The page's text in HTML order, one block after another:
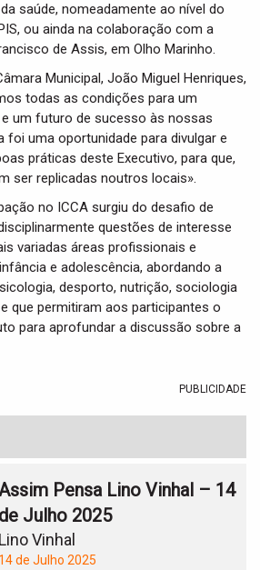
saúde, nomeadamente ao nível do
ou ainda na colaboração com a
de Assis, em Olho Marinho.
Municipal, João Miguel Henriques,
todas as condições para um
um futuro de sucesso às nossas
foi uma oportunidade para divulgar e
práticas deste Executivo, para que,
ser replicadas noutros locais».
no ICCA surgiu do desafio de
questões de interesse
variadas áreas profissionais e
e adolescência, abordando a
desporto, nutrição, sociologia
que permitiram aos participantes o
para aprofundar a discussão sobre a
PUBLICIDADE
Pensa Lino Vinhal – 14
de Julho 2025
Lino Vinhal
14 de Julho 2025